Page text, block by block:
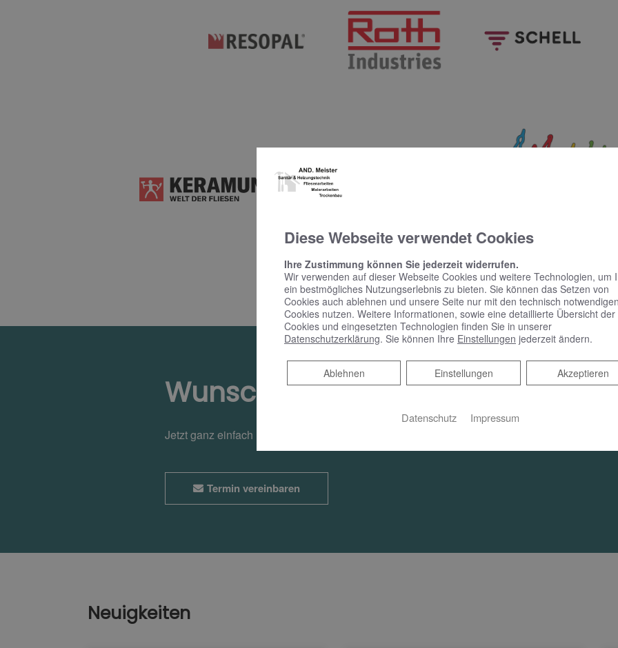
Wunschtermin
Jetzt ganz einfach und bequem Online Termine anfragen!
Termin vereinbaren
Neuigkeiten
Diese Webseite verwendet Cookies
Ihre Zustimmung können Sie jederzeit widerrufen.
Wir verwenden auf dieser Webseite Cookies und weitere Technologien, um
ein bestmögliches Nutzungserlebnis zu bieten. Sie können das Setzen von
Cookies auch ablehnen und unsere Seite nur mit den technisch
Cookies nutzen. Weitere Informationen, sowie eine detaillierte Übersicht der
Cookies und eingesetzten Technologien finden Sie in unserer
Datenschutzerklärung. Sie können Ihre Einstellungen jederzeit ändern.
Akzeptieren
Einstellungen
Ablehnen
Ablehnen
Datenschutz Impressum